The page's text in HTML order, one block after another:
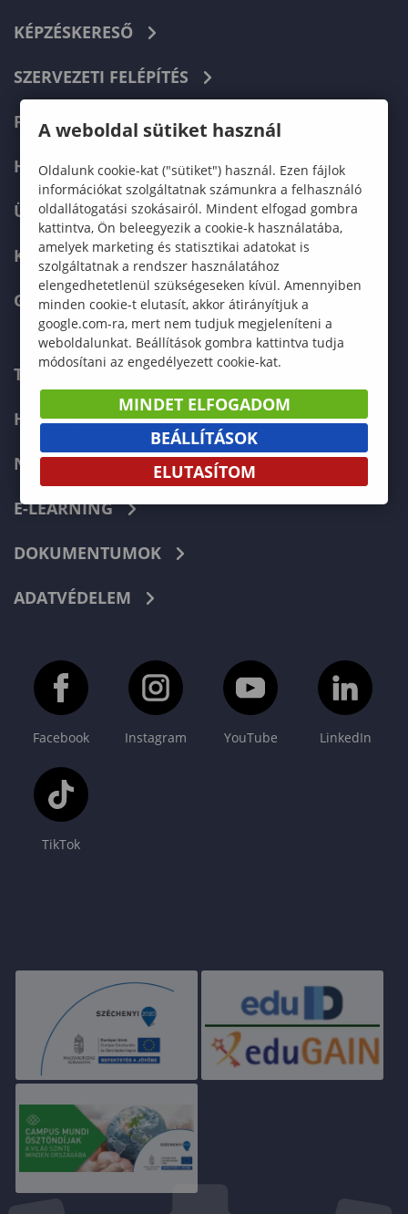
KÉPZÉSKERESŐ
SZERVEZETI FELÉPÍTÉS
FELVÉTELIZŐKNEK
HALLGATÓKNAK
ÜZLETI PARTNEREKNEK
KARRIER
GREEN UNIVERSITY
TELEFONKÖNYV
HIBABEJELENTÉS
NEPTUN
E-LEARNING
DOKUMENTUMOK
ADATVÉDELEM
Facebook Instagram YouTube LinkedIn
TikTok
A weboldal sütiket használ
Oldalunk cookie-kat ("sütiket") használ. Ezen fájlok
információkat szolgáltatnak számunkra a felhasználó
oldallátogatási szokásairól. Mindent elfogad gombra
kattintva, Ön beleegyezik a cookie-k használatába,
amelyek marketing és statisztikai adatokat is
szolgáltatnak a rendszer használatához
elengedhetetlenül szükségeseken kívül. Amennyiben
minden cookie-t elutasít, akkor átirányítjuk a
google.com-ra, mert nem tudjuk megjeleníteni a
weboldalunkat. Beállítások gombra kattintva tudja
módosítani az engedélyezett cookie-kat.
MINDET ELFOGADOM
BEÁLLÍTÁSOK
ELUTASÍTOM